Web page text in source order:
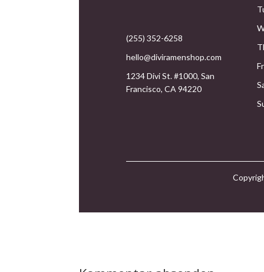
(255) 352-6258
hello@diviramenshop.com
1234 Divi St. #1000, San
Francisco, CA 94220